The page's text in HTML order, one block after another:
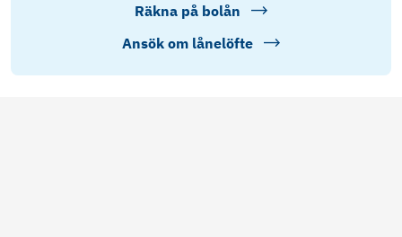
Räkna på bolån
Ansök om lånelöfte